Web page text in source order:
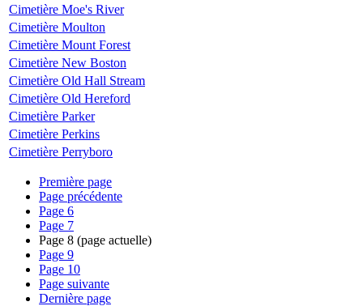
Cimetière Moe's River
Cimetière Moulton
Cimetière Mount Forest
Cimetière New Boston
Cimetière Old Hall Stream
Cimetière Old Hereford
Cimetière Parker
Cimetière Perkins
Cimetière Perryboro
Première page
Page précédente
Page 6
Page 7
Page 8 (page actuelle)
Page 9
Page 10
Page suivante
Dernière page